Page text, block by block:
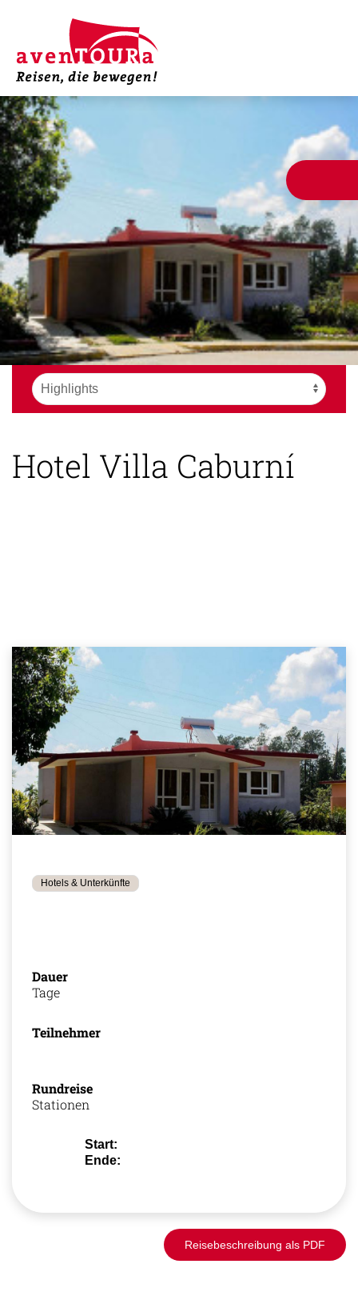
Hotel Villa Caburní
Hotels & Unterkünfte
Dauer
Tage
Teilnehmer
Rundreise
Stationen
Start:
Ende:
Reisebeschreibung als PDF